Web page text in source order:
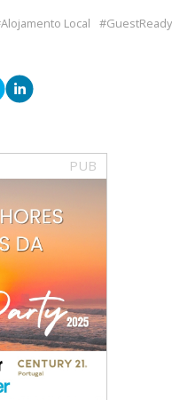
Alojamento Local GuestReady
PUB